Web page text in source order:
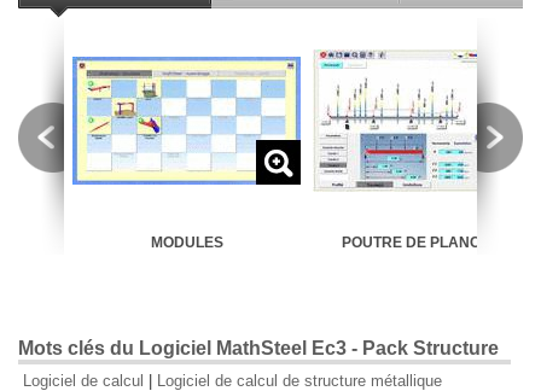
MODULES POUTRE DE PLANCHER
Mots clés du Logiciel MathSteel Ec3 - Pack Structure
Logiciel de calcul Logiciel de calcul de structure métallique